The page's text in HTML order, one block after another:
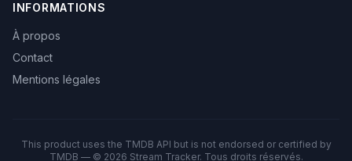
INFORMATIONS
À propos
Contact
Mentions légales
This product uses the TMDB API but is not endorsed or certified by
TMDB — © 2026 Stream Tracker. Tous droits réservés.